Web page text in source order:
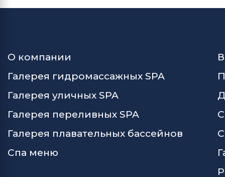
О компании
Галерея гидромассажных SPA
Галерея уличных SPA
Галерея переливных SPA
Галерея плавательных бассейнов
Спа меню